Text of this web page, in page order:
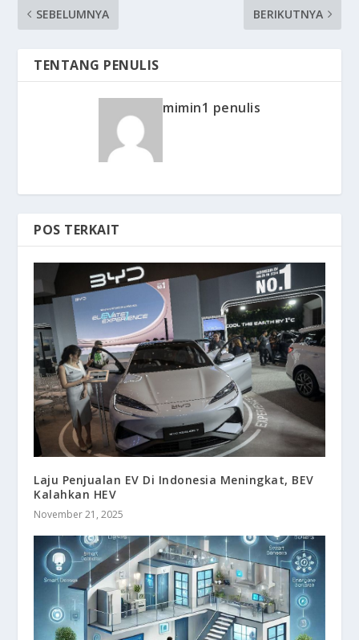
SEBELUMNYA
BERIKUTNYA
TENTANG PENULIS
mimin1 penulis
POS TERKAIT
Laju Penjualan EV Di Indonesia Meningkat, BEV
Kalahkan HEV
November 21, 2025